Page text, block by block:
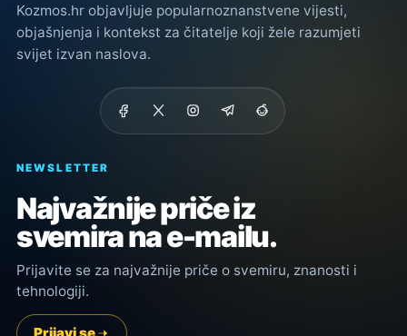
Kozmos.hr objavljuje popularnoznanstvene vijesti,
objašnjenja i kontekst za čitatelje koji žele razumjeti
svijet izvan naslova.
NEWSLETTER
Najvažnije priče iz
svemira na e-mailu.
Prijavite se za najvažnije priče o svemiru, znanosti i
tehnologiji.